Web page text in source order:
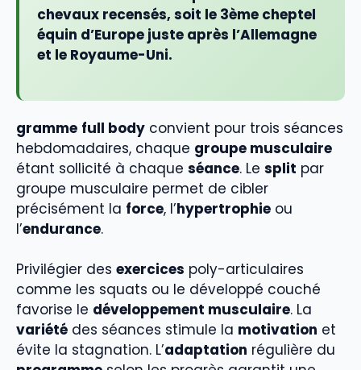
chevaux recensés, soit le 3ème cheptel
équin d’Europe juste après l’Allemagne
et le Royaume-Uni.
gramme full body convient pour trois séances
hebdomadaires, chaque groupe musculaire
étant sollicité à chaque séance. Le split par
groupe musculaire permet de cibler
précisément la force, l’hypertrophie ou
l’endurance.
Privilégier des exercices poly-articulaires
comme les squats ou le développé couché
favorise le développement musculaire. La
variété des séances stimule la motivation et
évite la stagnation. L’adaptation régulière du